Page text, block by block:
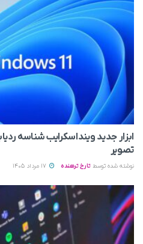
ابزار جدید وینداسکرایب شناسه
تصویر
نوشته شده توسط تارخ ترهنده